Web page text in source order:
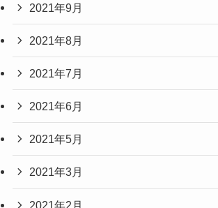
2021年9月
2021年8月
2021年7月
2021年6月
2021年5月
2021年3月
2021年2月